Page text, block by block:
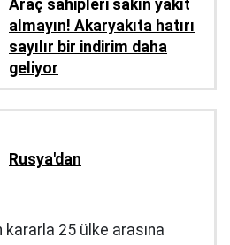
Araç sahipleri sakın yakıt
almayın! Akaryakıta hatırı
sayılır bir indirim daha
geliyor
Rusya'dan
kararla 25 ülke arasına